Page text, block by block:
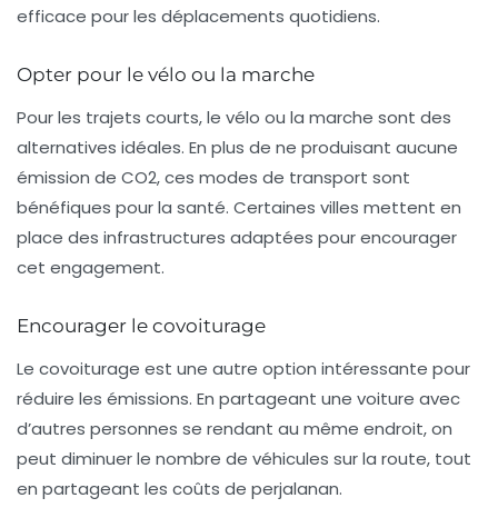
efficace pour les déplacements quotidiens.
Opter pour le vélo ou la marche
Pour les trajets courts, le vélo ou la marche sont des
alternatives idéales. En plus de ne produisant aucune
émission de CO2, ces modes de transport sont
bénéfiques pour la santé. Certaines villes mettent en
place des infrastructures adaptées pour encourager
cet engagement.
Encourager le covoiturage
Le covoiturage est une autre option intéressante pour
réduire les émissions. En partageant une voiture avec
d’autres personnes se rendant au même endroit, on
peut diminuer le nombre de véhicules sur la route, tout
en partageant les coûts de perjalanan.